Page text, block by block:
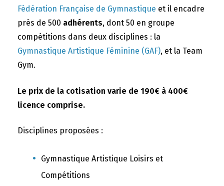
Fédération Française de Gymnastique et il encadre
près de 500 adhérents, dont 50 en groupe
compétitions dans deux disciplines : la
Gymnastique Artistique Féminine (GAF), et la Team
Gym.
Le prix de la cotisation varie de 190€ à 400€
licence comprise.
Disciplines proposées :
Gymnastique Artistique Loisirs et
Compétitions